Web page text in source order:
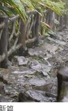
篇